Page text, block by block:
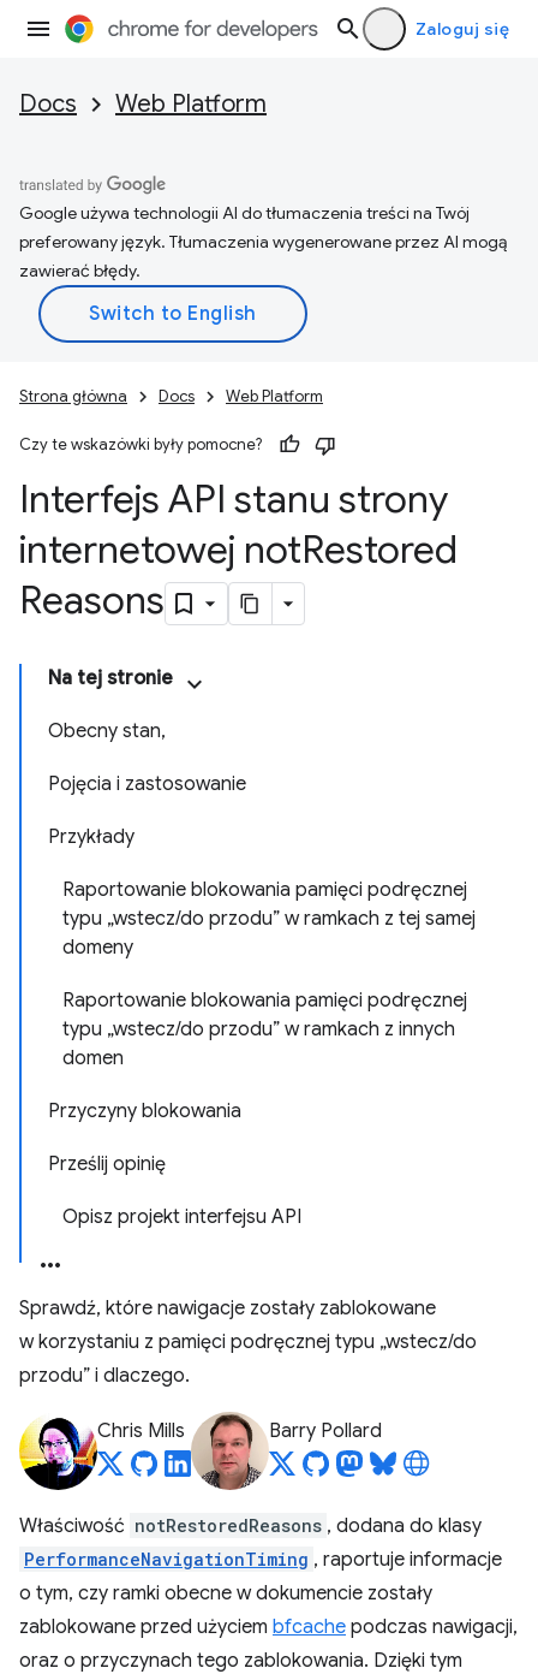
Zaloguj się
Docs Web Platform
Google używa technologii AI do tłumaczenia treści na Twój
preferowany język. Tłumaczenia wygenerowane przez AI mogą
zawierać błędy.
Strona główna Docs Web Platform
Czy te wskazówki były pomocne?
Interfejs API stanu strony
internetowej notRestored
Reasons
Na tej stronie
Obecny stan,
Pojęcia i zastosowanie
Przykłady
Raportowanie blokowania pamięci podręcznej
typu „wstecz/do przodu” w ramkach z tej samej
domeny
Raportowanie blokowania pamięci podręcznej
typu „wstecz/do przodu” w ramkach z innych
domen
Przyczyny blokowania
Prześlij opinię
Opisz projekt interfejsu API
Sprawdź, które nawigacje zostały zablokowane
w korzystaniu z pamięci podręcznej typu „wstecz/do
przodu” i dlaczego.
Chris Mills Barry Pollard
Właściwość notRestoredReasons , dodana do klasy
PerformanceNavigationTiming , raportuje informacje
o tym, czy ramki obecne w dokumencie zostały
zablokowane przed użyciem bfcache podczas nawigacji,
oraz o przyczynach tego zablokowania. Dzięki tym